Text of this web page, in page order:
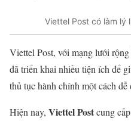
Viettel Post có làm lý
Viettel Post, với mạng lưới
đã triển khai nhiều tiện ích để
thủ tục hành chính một cách
Hiện nay, Viettel Postcung